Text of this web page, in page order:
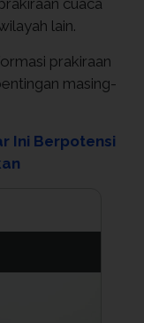
cuaca
lain.
prakiraan
masing-
Ini Berpotensi